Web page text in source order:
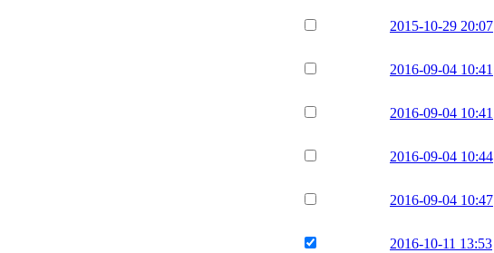
2015-10-29 20:07
2016-09-04 10:41
2016-09-04 10:41
2016-09-04 10:44
2016-09-04 10:47
2016-10-11 13:53